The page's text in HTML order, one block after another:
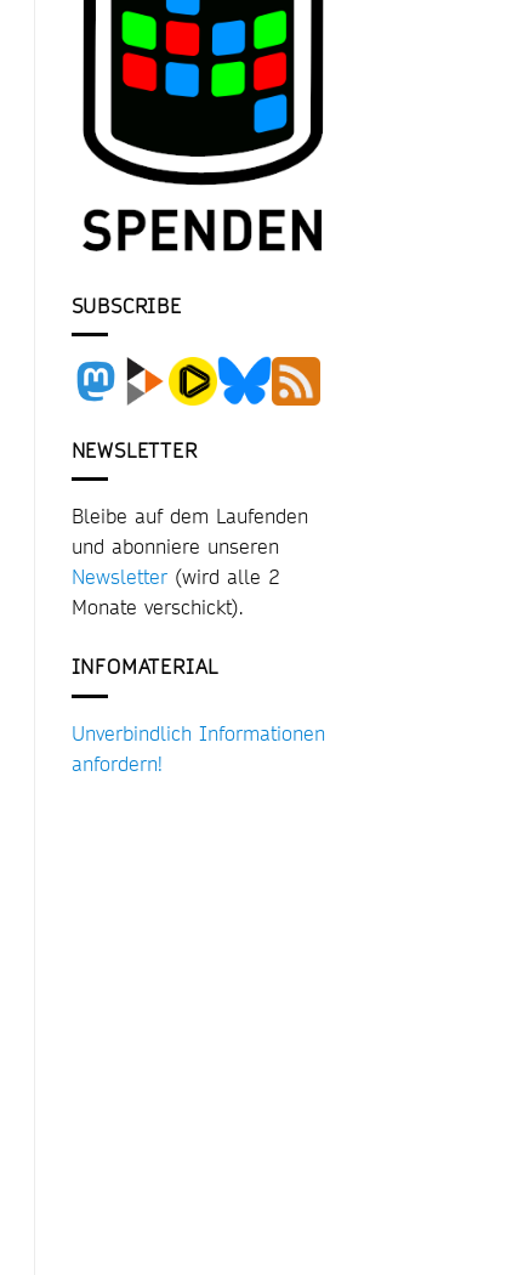
SUBSCRIBE
NEWSLETTER
Bleibe auf dem Laufenden
und abonniere unseren
Newsletter(wird alle 2
Monate verschickt).
INFOMATERIAL
Unverbindlich Informationen
anfordern!